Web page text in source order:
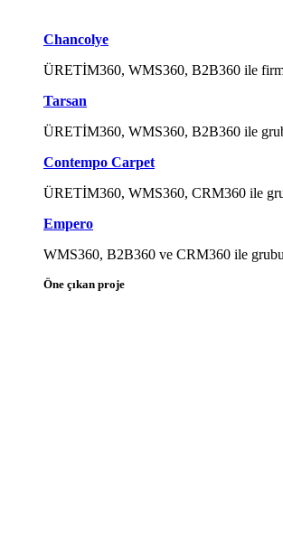
Chancolye
ÜRETİM360, WMS360, B2B360 ile
Tarsan
ÜRETİM360, WMS360, B2B360 ile
Contempo Carpet
ÜRETİM360, WMS360, CRM360 ile
Empero
WMS360, B2B360 ve CRM360 ile
Öne çıkan proje